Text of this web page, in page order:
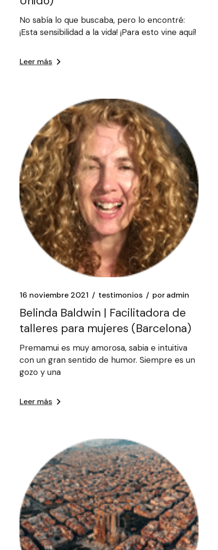
No sabía lo que buscaba, pero lo encontré:
¡Esta sensibilidad a la vida! ¡Para esto vine aquí!
Leer más
16 noviembre 2021 testimonios poradmin
Belinda Baldwin | Facilitadora de
talleres para mujeres (Barcelona)
Premamui es muy amorosa, sabia e intuitiva
con un gran sentido de humor. Siempre es un
gozo y una
Leer más